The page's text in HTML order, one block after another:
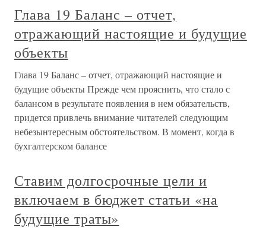
Глава 19 Баланс – отчет,
отражающий настоящие и будущие
объекты
Глава 19 Баланс – отчет, отражающий настоящие и
будущие объекты Прежде чем прояснить, что стало с
балансом в результате появления в нем обязательств,
придется привлечь внимание читателей следующим
небезынтересным обстоятельством. В момент, когда в
бухгалтерском балансе
Ставим долгосрочные цели и
включаем в бюджет статьи «на
будущие траты»